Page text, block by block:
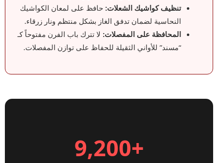
تنظيف كواشيك الشعلات: حافظ على لمعان الكواشيك
النحاسية لضمان تدفق الغاز بشكل منتظم ونار زرقاء.
المحافظة على المفصلات: لا تترك باب الفرن مفتوحاً كـ
“مسند” للأواني الثقيلة للحفاظ على توازن المفصلات.
+9,200